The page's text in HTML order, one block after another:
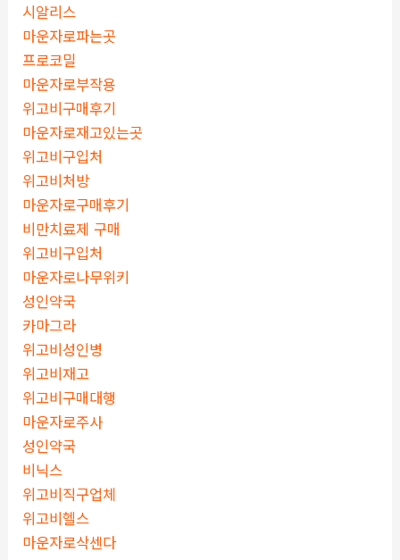
시알리스
마운자로파는곳
프로코밀
마운자로부작용
위고비구매후기
마운자로재고있는곳
위고비구입처
위고비처방
마운자로구매후기
비만치료제 구매
위고비구입처
마운자로나무위키
성인약국
카마그라
위고비성인병
위고비재고
위고비구매대행
마운자로주사
성인약국
비닉스
위고비직구업체
위고비헬스
마운자로삭센다